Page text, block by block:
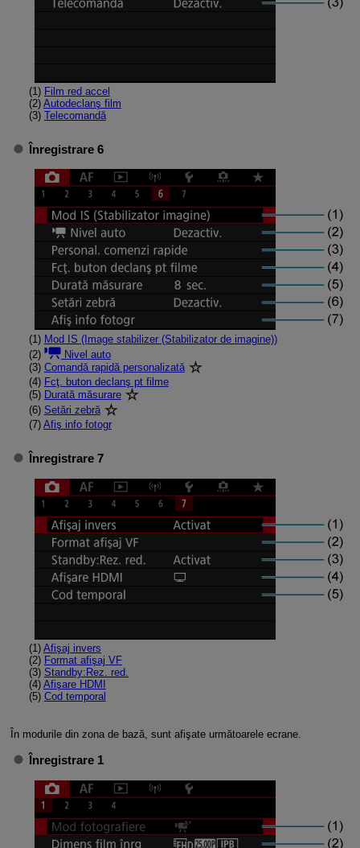
(1) Film red accel
(2) Autodeclanş film
(3) Telecomandă
Înregistrare 6
(1) Mod IS (Image stabilizer (Stabilizator de imagine))
(2)
Nivel auto
(3) Comandă rapidă personalizată
(4) Fcţ. buton declanş pt filme
(5) Durată măsurare
(6) Setări zebră
(7) Afiş info fotogr
Înregistrare 7
(1) Afişaj invers
(2) Format afişaj VF
(3) Standby:Rez. red.
(4) Afişare HDMI
(5) Cod temporal
În modurile din zona de bază, sunt afişate următoarele ecrane.
Înregistrare 1